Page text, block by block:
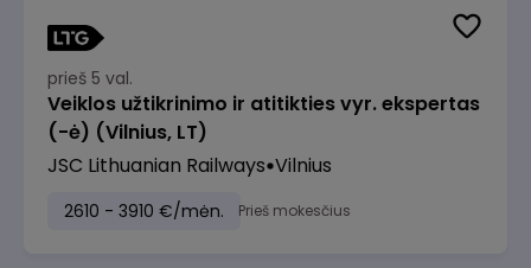
prieš 5 val.
Veiklos užtikrinimo ir atitikties vyr. ekspertas
(-ė) (Vilnius, LT)
JSC Lithuanian Railways Vilnius
2610 - 3910 €/mėn. Prieš mokesčius